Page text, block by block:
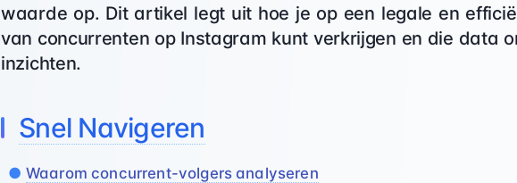
waarde op. Dit artikel legt uit hoe je op een legale en
van concurrenten op Instagram kunt verkrijgen en die data
inzichten.
Snel Navigeren
Waarom concurrent-volgers analyseren